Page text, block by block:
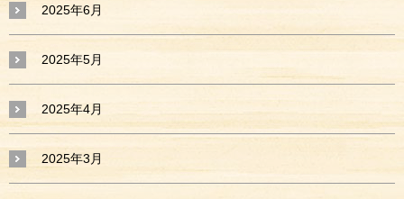
2025年6月
2025年5月
2025年4月
2025年3月